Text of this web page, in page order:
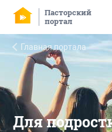
Пасторский
портал
Главная портала
Для